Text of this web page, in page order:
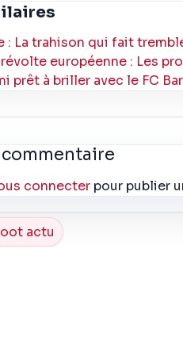
: La trahison qui fait
révolte européenne : Les
prêt à briller avec le FC
commentaire
connecter pour publier
actu